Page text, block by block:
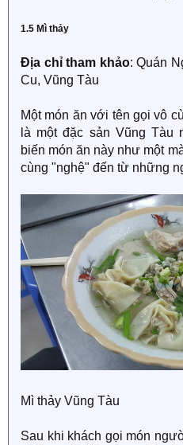
1.5 Mì thảy
Địa chỉ tham khảo: Quán
Cu, Vũng Tàu
Một món ăn với tên gọi vô
là một đặc sản Vũng Tàu
biến món ăn này như một
cùng "nghệ" đến từ những
Mì thảy Vũng Tàu
Sau khi khách gọi món